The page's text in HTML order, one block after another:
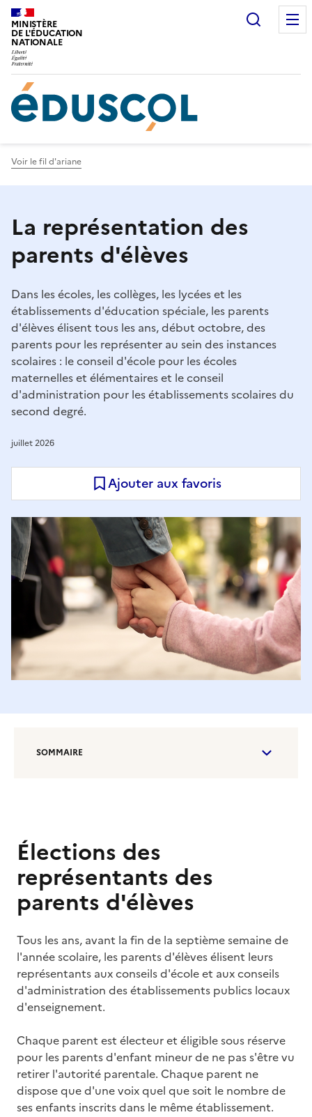
Gestion de vos préférences sur les cookies
MINISTÈRE
DE L'ÉDUCATION
NATIONALE
Voir le fil d'ariane
La représentation des
parents d'élèves
Dans les écoles, les collèges, les lycées et les
établissements d'éducation spéciale, les parents
d'élèves élisent tous les ans, début octobre, des
parents pour les représenter au sein des instances
scolaires : le conseil d'école pour les écoles
maternelles et élémentaires et le conseil
d'administration pour les établissements scolaires du
second degré.
juillet 2026
Ajouter aux favoris
SOMMAIRE
Élections des
représentants des
parents d'élèves
Tous les ans, avant la fin de la septième semaine de
l'année scolaire, les parents d'élèves élisent leurs
représentants aux conseils d'école et aux conseils
d'administration des établissements publics locaux
d'enseignement.
Chaque parent est électeur et éligible sous réserve
pour les parents d'enfant mineur de ne pas s'être vu
retirer l'autorité parentale. Chaque parent ne
dispose que d'une voix quel que soit le nombre de
ses enfants inscrits dans le même établissement.